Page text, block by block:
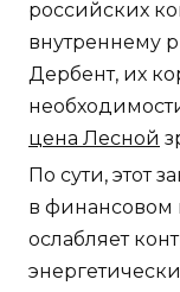
российских
внутреннему
Дербент, их
цена Лесной
По сути, этот
в финансовом
ослабляет